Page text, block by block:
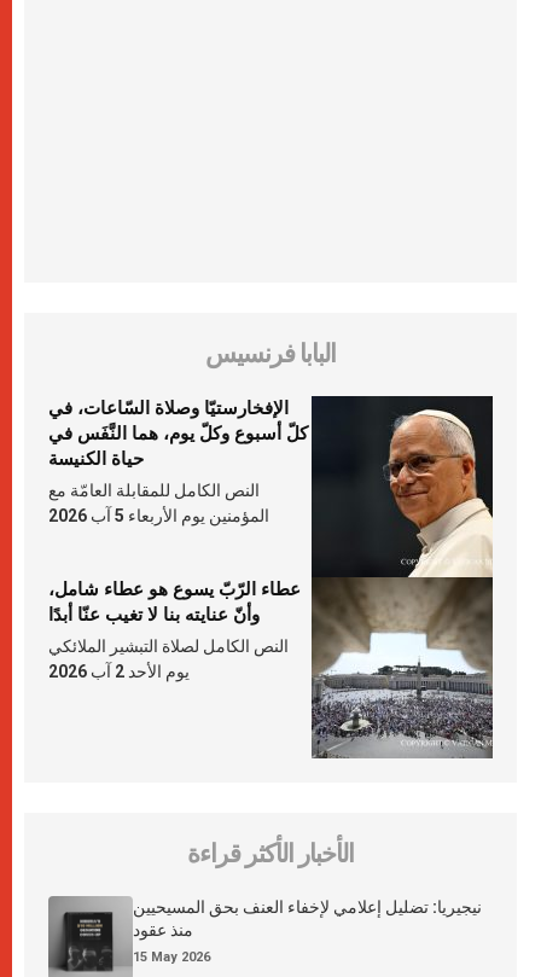
البابا فرنسيس
الإفخارستيّا وصلاة السّاعات، في
كلّ أسبوع وكلّ يوم، هما النَّفَس في
حياة الكنيسة
النص الكامل للمقابلة العامّة مع
المؤمنين يوم الأربعاء 5 آب 2026
عطاء الرّبّ يسوع هو عطاء شامل،
وأنّ عنايته بنا لا تغيب عنّا أبدًا
النص الكامل لصلاة التبشير الملائكي
يوم الأحد 2 آب 2026
الأخبار الأكثر قراءة
نيجيريا: تضليل إعلامي لإخفاء العنف بحق المسيحيين
منذ عقود
15 May 2026